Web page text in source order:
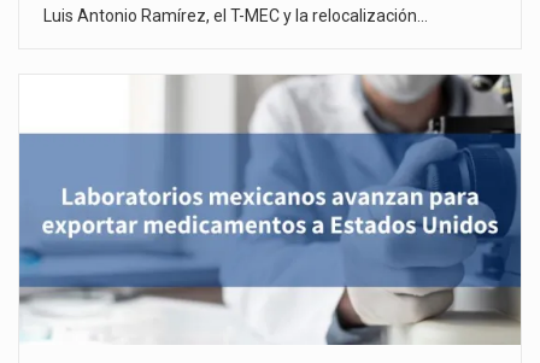
Luis Antonio Ramírez, el T-MEC y la relocalización…